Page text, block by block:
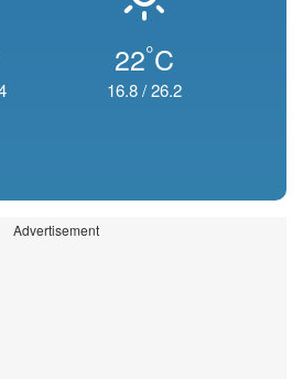
22°C
16.8/26.2
Advertisement